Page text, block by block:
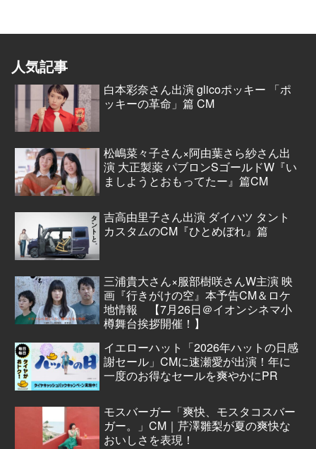
人気記事
白本彩奈さん出演 glicoポッキー 「ポ
ッキーの革命」篇 CM
松嶋菜々子さん×阿由葉さら紗さん出
演 大正製薬 パブロンSゴールドW『い
ましようとおもってたー』篇CM
吉高由里子さん出演 ダイハツ タント
カスタムのCM『ひとめぼれ』篇
三浦貴大さん×服部樹咲さんW主演 映
画『行きがけの空』本予告CM＆ロケ
地情報 【7月26日＠イオンシネマ小
樽舞台挨拶開催！】
イエローハット「2026年ハットの日感
謝セール」CMに速瀬愛が出演！年に
一度のお得なセールを爽やかにPR
モスバーガー「爽快、モスタコスバー
ガー。」CM｜芹澤雛梨が夏の爽快な
おいしさを表現！